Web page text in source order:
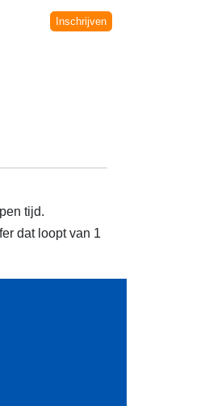
Inschrijven
tijd.
dat loopt van 1